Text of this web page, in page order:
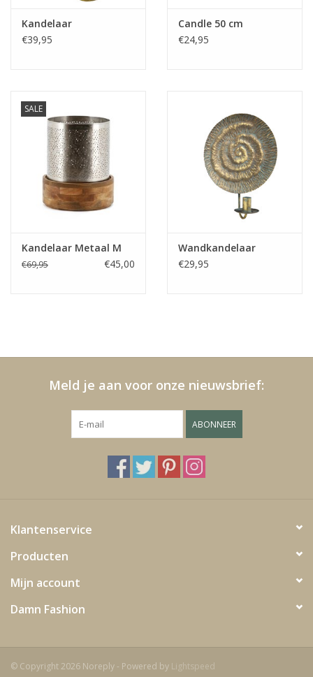
MAGAZIJNOPRUIMING
Blackfriday
Kandelaar
€39,95
Candle 50 cm
€24,95
SALE
Kandelaar Metaal M
€69,95 €45,00
Wandkandelaar
€29,95
Meld je aan voor onze nieuwsbrief:
ABONNEER
Klantenservice
Producten
Mijn account
Damn Fashion
© Copyright 2026 Noreply - Powered by Lightspeed